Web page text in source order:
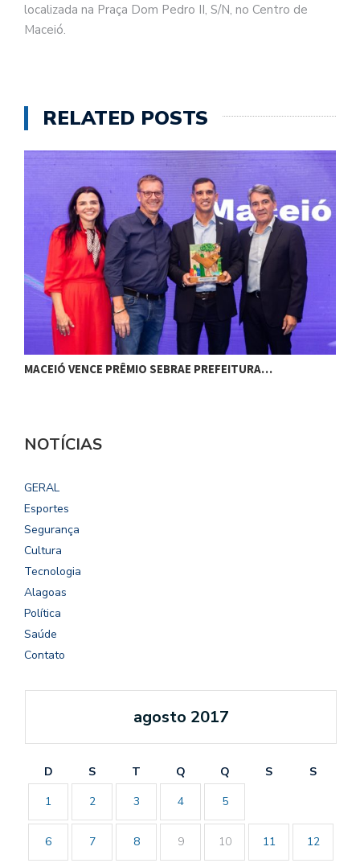
localizada na Praça Dom Pedro II, S/N, no Centro de
Maceió.
RELATED POSTS
MACEIÓ VENCE PRÊMIO SEBRAE PREFEITURA…
NOTÍCIAS
GERAL
Esportes
Segurança
Cultura
Tecnologia
Alagoas
Política
Saúde
Contato
agosto 2017
D S T Q Q S
S
1
2 3 4 5
6 7 8 9 10 11 12